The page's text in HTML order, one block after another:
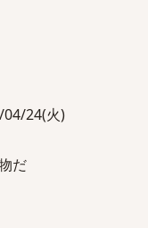
04/24(火)
だ